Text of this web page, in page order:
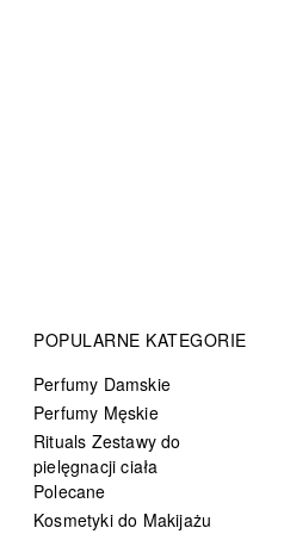
POPULARNE KATEGORIE
Perfumy Damskie
Perfumy Męskie
Rituals Zestawy do
pielęgnacji ciała
Polecane
Kosmetyki do Makijażu